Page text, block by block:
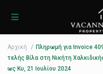
Αρχική
Πληρωμή για Invoice
τελής Βίλα στη Νικήτη
ως Κυ, 21 Ιουλίου 2024